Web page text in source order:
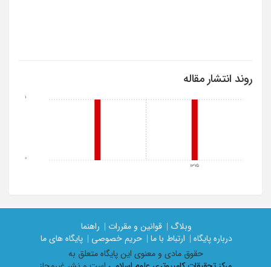
روند انتشار مقاله
1375
0
1
وبلاگ | قوانین و مقررات |
راهنما
درباره پایگاه |
ارتباط با ما | حریم خصوصی |
پایگاه های ما
حقوق مادی و معنوی اين پايگاه متعلق به